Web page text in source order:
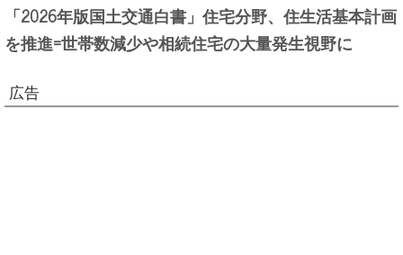
「2026年版国土交通白書」住宅分野、住生活基本計画
を推進=世帯数減少や相続住宅の大量発生視野に
広告